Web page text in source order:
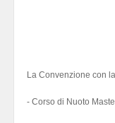
La Convenzione con
- Corso di Nuoto